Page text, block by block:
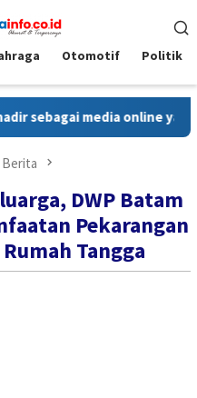
Otomotif Politik
media online yang
Berita
DWP Batam
Pekarangan
Tangga